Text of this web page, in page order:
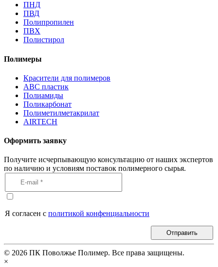
ПНД
ПВД
Полипропилен
ПВХ
Полистирол
Полимеры
Красители для полимеров
АВС пластик
Полиамиды
Поликарбонат
Полиметилметакрилат
AIRTECH
Оформить заявку
Получите исчерпывающую консультацию от наших экспертов
по наличию и условиям поставок полимерного сырья.
Я согласен с политикой конфенциальности
Отправить
© 2026 ПК Поволжье Полимер. Все права защищены.
×